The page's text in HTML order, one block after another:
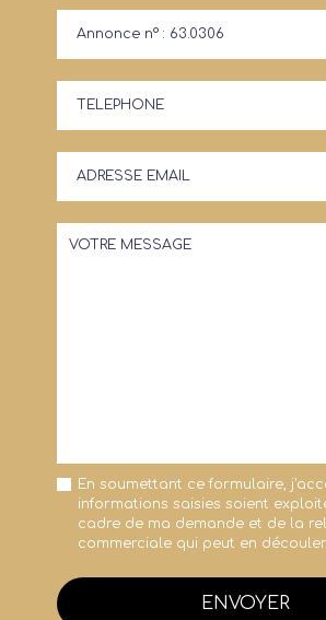
En soumettant ce formulaire,
informations saisies soient
cadre de ma demande et de la
commerciale qui peut en découler.
ENVOYER